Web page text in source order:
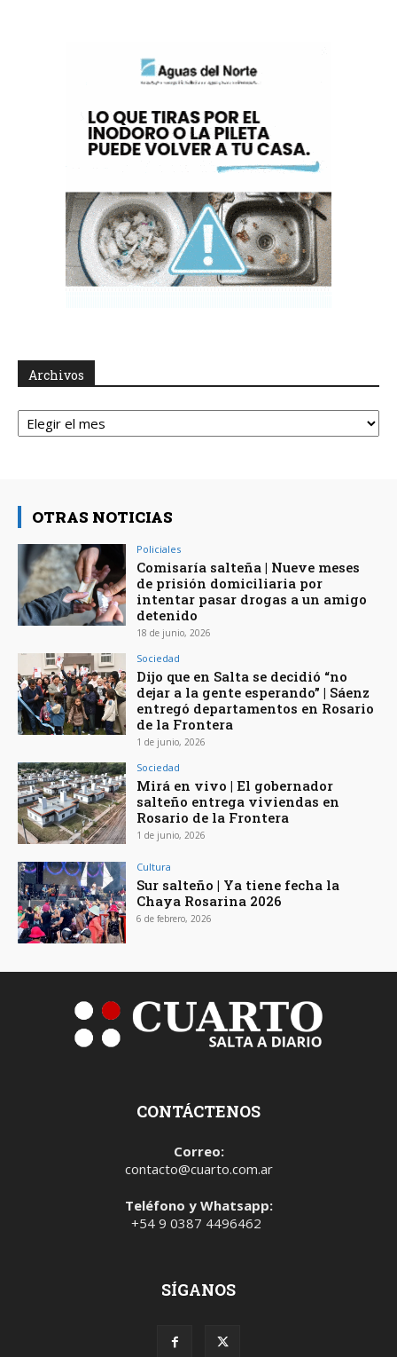
Archivos
Archivos
OTRAS NOTICIAS
Policiales
Comisaría salteña | Nueve meses
de prisión domiciliaria por
intentar pasar drogas a un amigo
detenido
18 de junio, 2026
Sociedad
Dijo que en Salta se decidió “no
dejar a la gente esperando” | Sáenz
entregó departamentos en Rosario
de la Frontera
1 de junio, 2026
Sociedad
Mirá en vivo | El gobernador
salteño entrega viviendas en
Rosario de la Frontera
1 de junio, 2026
Cultura
Sur salteño | Ya tiene fecha la
Chaya Rosarina 2026
6 de febrero, 2026
CONTÁCTENOS
Correo:
contacto@cuarto.com.ar
Teléfono y Whatsapp:
+54 9 0387 4496462
SÍGANOS